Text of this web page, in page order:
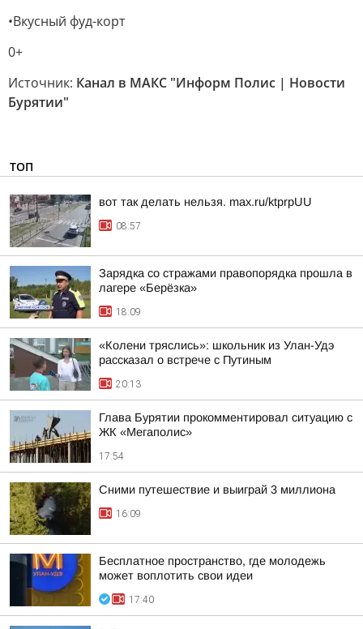
•Вкусный фуд-корт
0+
Источник: Канал в МАКС "Информ Полис | Новости
Бурятии"
ТОП
вот так делать нельзя. max.ru/ktprpUU
08:57
Зарядка со стражами правопорядка прошла в
лагере «Берёзка»
18:09
«Колени тряслись»: школьник из Улан-Удэ
рассказал о встрече с Путиным
20:13
Глава Бурятии прокомментировал ситуацию с
ЖК «Мегаполис»
17:54
Сними путешествие и выиграй 3 миллиона
16:09
Бесплатное пространство, где молодежь
может воплотить свои идеи
17:40